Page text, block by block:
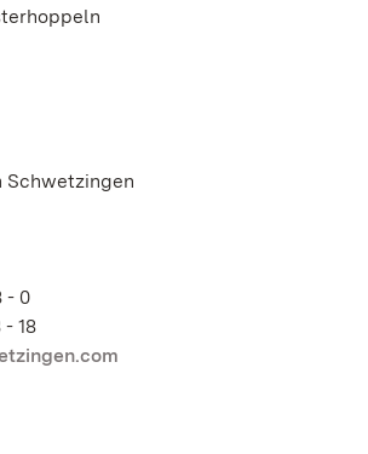
Schwetzingen
- 0
18